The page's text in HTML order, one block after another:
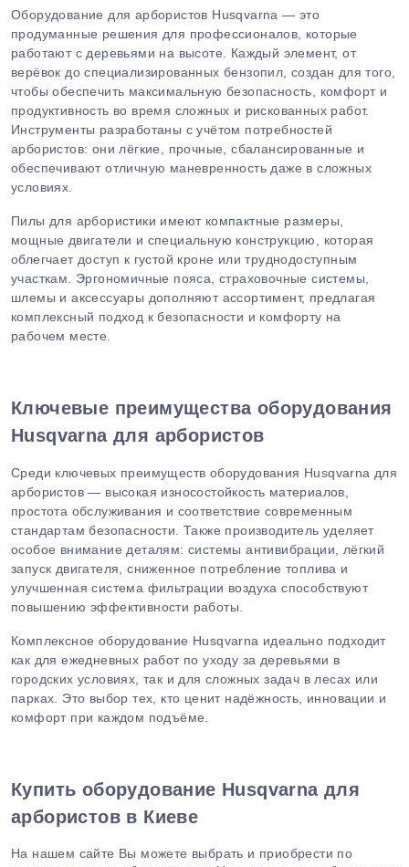
Оборудование для арбористов Husqvarna — это
продуманные решения для профессионалов, которые
работают с деревьями на высоте. Каждый элемент, от
верёвок до специализированных бензопил, создан для того,
чтобы обеспечить максимальную безопасность, комфорт и
продуктивность во время сложных и рискованных работ.
Инструменты разработаны с учётом потребностей
арбористов: они лёгкие, прочные, сбалансированные и
обеспечивают отличную маневренность даже в сложных
условиях.
Пилы для арбористики имеют компактные размеры,
мощные двигатели и специальную конструкцию, которая
облегчает доступ к густой кроне или труднодоступным
участкам. Эргономичные пояса, страховочные системы,
шлемы и аксессуары дополняют ассортимент, предлагая
комплексный подход к безопасности и комфорту на
рабочем месте.
Ключевые преимущества оборудования
Husqvarna для арбористов
Среди ключевых преимуществ оборудования Husqvarna для
арбористов — высокая износостойкость материалов,
простота обслуживания и соответствие современным
стандартам безопасности. Также производитель уделяет
особое внимание деталям: системы антивибрации, лёгкий
запуск двигателя, сниженное потребление топлива и
улучшенная система фильтрации воздуха способствуют
повышению эффективности работы.
Комплексное оборудование Husqvarna идеально подходит
как для ежедневных работ по уходу за деревьями в
городских условиях, так и для сложных задач в лесах или
парках. Это выбор тех, кто ценит надёжность, инновации и
комфорт при каждом подъёме.
Купить оборудование Husqvarna для
арбористов в Киеве
На нашем сайте Вы можете выбрать и приобрести по